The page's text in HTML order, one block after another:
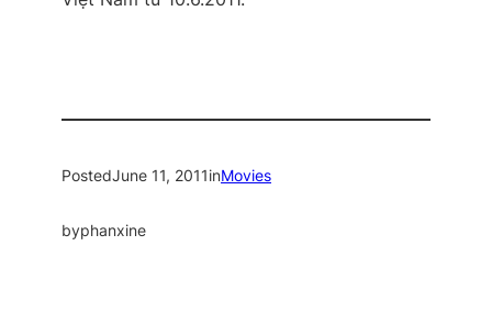
PostedJune 11, 2011inMovies
byphanxine